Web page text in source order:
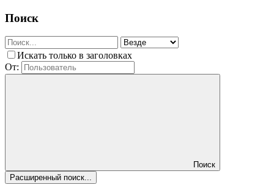
Поиск
Искать только в заголовках
От:
Поиск
Расширенный поиск...